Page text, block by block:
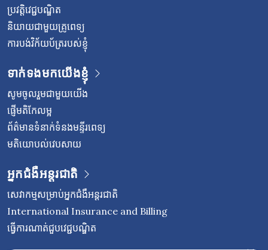
ប្រវត្តិវេជ្ជបណ្ឌិត
និយាយជាមួយគ្រូពេទ្យ
ការបង់វិក័យប័ត្ររបស់ខ្ញុំ
ទាក់ទងមកយើងខ្ញុំ
សូមចូលរួមជាមួយយើង
ផ្ញើមតិកែលម្អ
ព័ត៌មានទំនាក់ទំនងមន្ទីរពេទ្យ
មតិយោបល់វេបសាយ
អ្នកជំងឺអន្តរជាតិ
សេវាកម្មសម្រាប់អ្នកជំងឺអន្តរជាតិ
International Insurance and Billing
ធ្វើការណាត់ជួបវេជ្ជបណ្ឌិត